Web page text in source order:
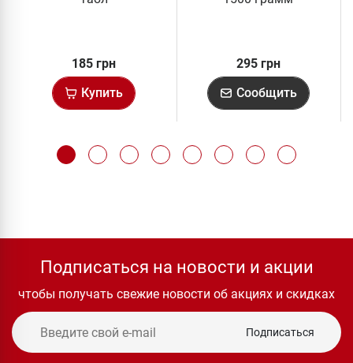
185 грн
Купить
295 грн
Сообщить
Подписаться на новости и акции
чтобы получать свежие новости об акциях и скидках
Подписаться